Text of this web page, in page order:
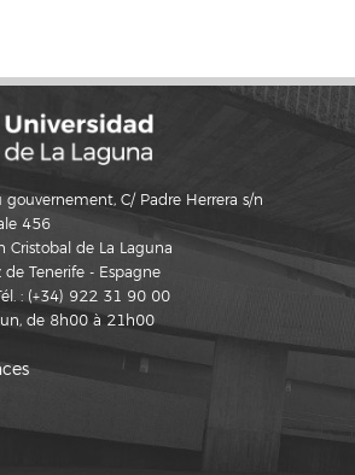
gouvernement, C/ Padre Herrera s/n
456
Cristobal de La Laguna
de Tenerife - Espagne
: (+34) 922 31 90 00
de 8h00 à 21h00